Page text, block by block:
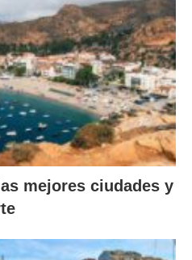
mejores ciudades y